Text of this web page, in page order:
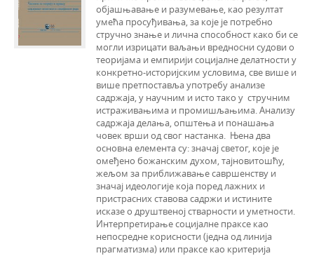
објашњавање и разумевање, као резултат
умећа просуђивања, за које је потребно
стручно знање и лична способност како би се
могли изрицати ваљањи вредносни судови о
теоријама и емпирији социјалне делатности у
конкретно-историјским условима, све више и
више претпоставља употребу анализе
садржаја, у научним и исто тако у стручним
истраживањима и промишљањима. Анализу
садржаја делања, општења и понашања
човек врши од свог настанка. Њена два
основна елемента су: значај светог, које је
омеђено божанским духом, тајновитошћу,
жељом за приближавање савршенству и
значај идеологије која поред лажних и
пристрасних ставова садржи и истините
исказе о друштвеној стварности и уметности.
Интерпретирање социјалне праксе као
непосредне корисности (једна од линија
прагматизма) или праксе као критерија